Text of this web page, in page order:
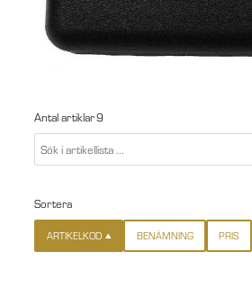
Antal artiklar9
Sortera
ARTIKELKOD BENÄMNING PRIS